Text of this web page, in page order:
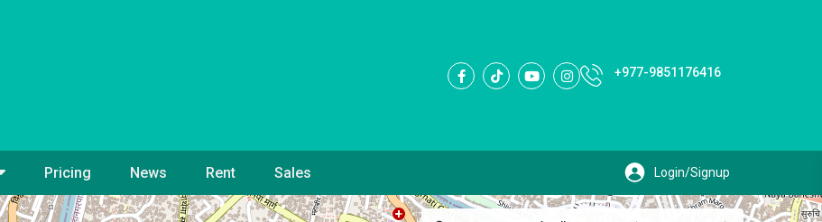
+977-9851176416
Pricing News Rent Sales